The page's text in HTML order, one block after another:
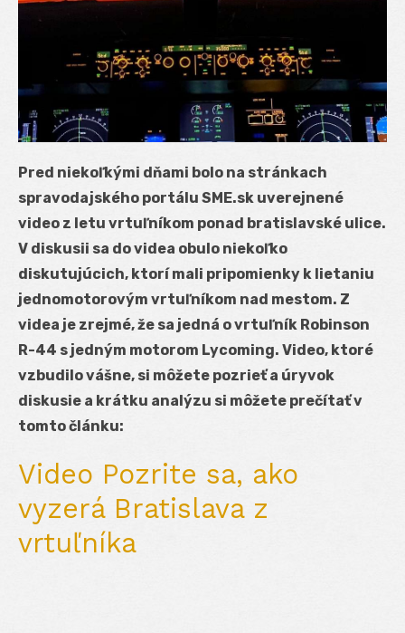
Pred niekoľkými dňami bolo na stránkach
spravodajského portálu SME.sk uverejnené
video z letu vrtuľníkom ponad bratislavské ulice.
V diskusii sa do videa obulo niekoľko
diskutujúcich, ktorí mali pripomienky k lietaniu
jednomotorovým vrtuľníkom nad mestom. Z
videa je zrejmé, že sa jedná o vrtuľník Robinson
R-44 s jedným motorom Lycoming. Video, ktoré
vzbudilo vášne, si môžete pozrieť a úryvok
diskusie a krátku analýzu si môžete prečítať v
tomto článku:
Video Pozrite sa, ako
vyzerá Bratislava z
vrtuľníka